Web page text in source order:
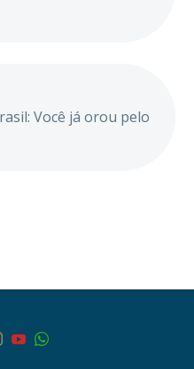
Você já orou pelo